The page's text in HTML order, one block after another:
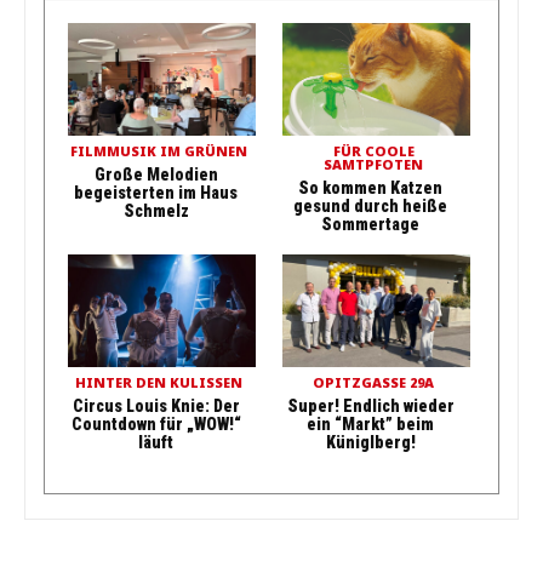
FILMMUSIK IM GRÜNEN
Große Melodien
begeisterten im Haus
Schmelz
FÜR COOLE
SAMTPFOTEN
So kommen Katzen
gesund durch heiße
Sommertage
HINTER DEN KULISSEN
Circus Louis Knie: Der
Countdown für „WOW!“
läuft
OPITZGASSE 29A
Super! Endlich wieder
ein “Markt” beim
Küniglberg!